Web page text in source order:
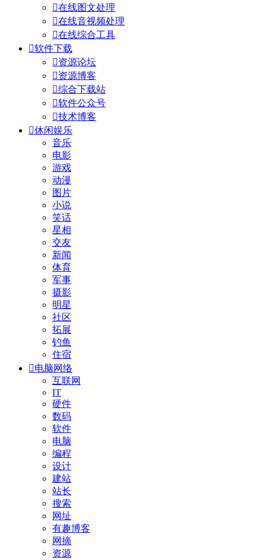
在线图文处理
在线音视频处理
在线综合工具
软件下载
资源论坛
资源博客
综合下载站
软件公众号
技术博客
休闲娱乐
音乐
电影
游戏
动漫
图片
小说
笑话
星相
交友
新闻
体育
军事
摄影
明星
社区
拓展
钓鱼
住宿
电脑网络
互联网
IT
硬件
数码
软件
电脑
编程
设计
建站
站长
搜索
网址
有趣博客
网摘
资源